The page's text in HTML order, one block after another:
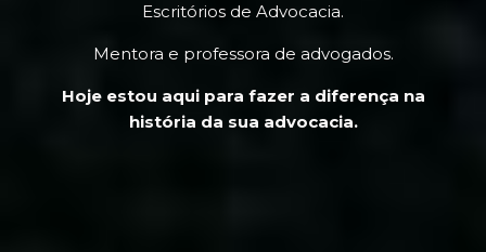
Escritórios de Advocacia.
Mentora e professora de advogados.
Hoje estou aqui para fazer a diferença na
história da sua advocacia.